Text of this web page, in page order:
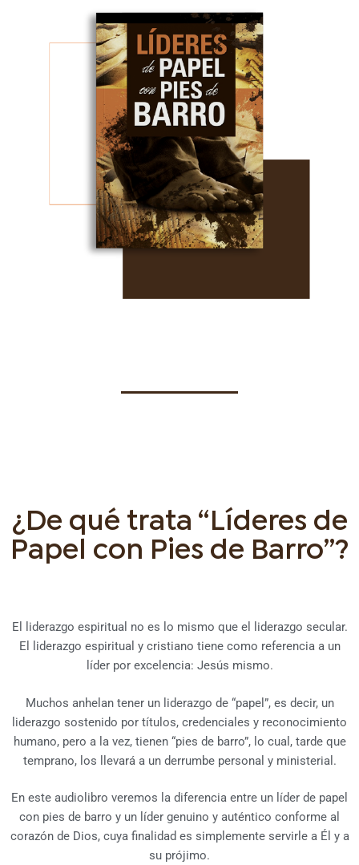
¿De qué trata “Líderes de
Papel con Pies de Barro”?
El liderazgo espiritual no es lo mismo que el liderazgo secular.
El liderazgo espiritual y cristiano tiene como referencia a un
líder por excelencia: Jesús mismo.
Muchos anhelan tener un liderazgo de “papel”, es decir, un
liderazgo sostenido por títulos, credenciales y reconocimiento
humano, pero a la vez, tienen “pies de barro”, lo cual, tarde que
temprano, los llevará a un derrumbe personal y ministerial.
En este audiolibro veremos la diferencia entre un líder de papel
con pies de barro y un líder genuino y auténtico conforme al
corazón de Dios, cuya finalidad es simplemente servirle a Él y a
su prójimo.